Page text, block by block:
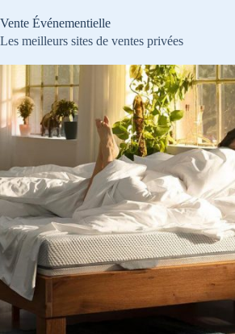
au
contenu
Vente Événementielle
Les meilleurs sites de ventes privées